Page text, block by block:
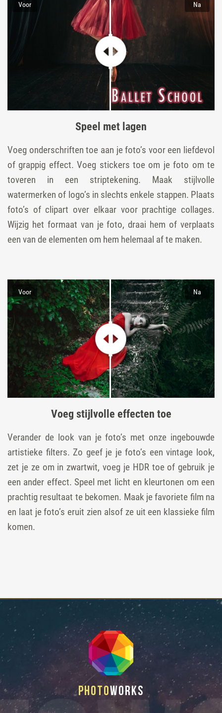
Speel met lagen
Voeg onderschriften toe aan je foto’s voor een liefdevol
of grappig effect. Voeg stickers toe om je foto om te
toveren in een striptekening. Maak stijlvolle
watermerken of logo’s in slechts enkele stappen. Plaats
foto’s of clipart over elkaar voor prachtige collages.
Wijzig het formaat van je foto, draai hem of verplaats
een van de elementen om hem helemaal af te maken.
Voor Na
Voeg stijlvolle effecten toe
Verander de look van je foto’s met onze ingebouwde
artistieke filters. Zo geef je je foto’s een vintage look,
zet je ze om in zwartwit, voeg je HDR toe of gebruik je
een ander effect. Speel met licht en kleurtonen om een
prachtig resultaat te bekomen. Maak je favoriete film na
en laat je foto’s eruit zien alsof ze uit een klassieke film
komen.
Voor Na
PhotoWorks